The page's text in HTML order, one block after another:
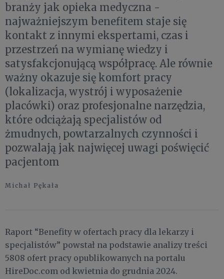
branży jak opieka medyczna -
najważniejszym benefitem staje się
kontakt z innymi ekspertami, czas i
przestrzeń na wymianę wiedzy i
satysfakcjonującą współpracę. Ale równie
ważny okazuje się komfort pracy
(lokalizacja, wystrój i wyposażenie
placówki) oraz profesjonalne narzędzia,
które odciążają specjalistów od
żmudnych, powtarzalnych czynności i
pozwalają jak najwięcej uwagi poświęcić
pacjentom
Michał Pękała
Raport “Benefity w ofertach pracy dla lekarzy i
specjalistów” powstał na podstawie analizy treści
5808 ofert pracy opublikowanych na portalu
HireDoc.com od kwietnia do grudnia 2024.